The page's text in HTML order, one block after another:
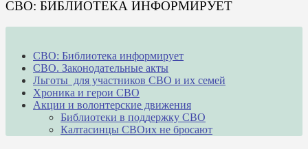
СВО: БИБЛИОТЕКА ИНФОРМИРУЕТ
СВО: Библиотека информирует
СВО. Законодательные акты
Льготы для участников СВО и их семей
Хроника и герои СВО
Акции и волонтерские движения
Библиотеки в поддержку СВО
Калтасинцы СВОих не бросают